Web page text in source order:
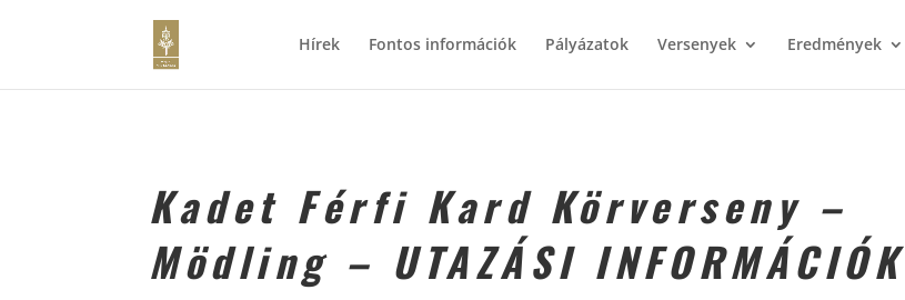
Hírek Fontos információk Pályázatok Versenyek Eredmények
Kadet Férfi Kard Körverseny –
Mödling – UTAZÁSI INFORMÁCIÓK